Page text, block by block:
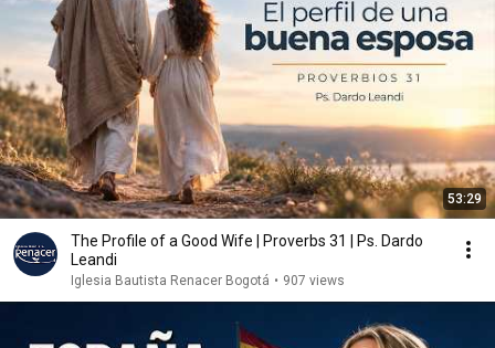
53:29
The Profile of a Good Wife | Proverbs 31 | Ps. Dardo
Leandi
Iglesia Bautista Renacer Bogotá • 907 views